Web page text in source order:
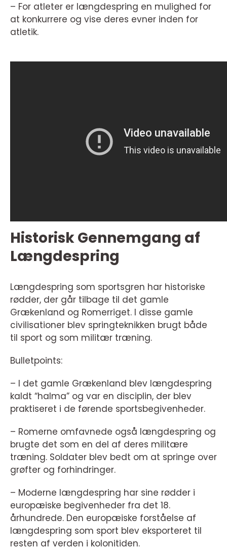
– For atleter er længdespring en mulighed for
at konkurrere og vise deres evner inden for
atletik.
Historisk Gennemgang af
Længdespring
Længdespring som sportsgren har historiske
rødder, der går tilbage til det gamle
Grækenland og Romerriget. I disse gamle
civilisationer blev springteknikken brugt både
til sport og som militær træning.
Bulletpoints:
– I det gamle Grækenland blev længdespring
kaldt “halma” og var en disciplin, der blev
praktiseret i de førende sportsbegivenheder.
– Romerne omfavnede også længdespring og
brugte det som en del af deres militære
træning. Soldater blev bedt om at springe over
grøfter og forhindringer.
– Moderne længdespring har sine rødder i
europæiske begivenheder fra det 18.
århundrede. Den europæiske forståelse af
længdespring som sport blev eksporteret til
resten af verden i kolonitiden.